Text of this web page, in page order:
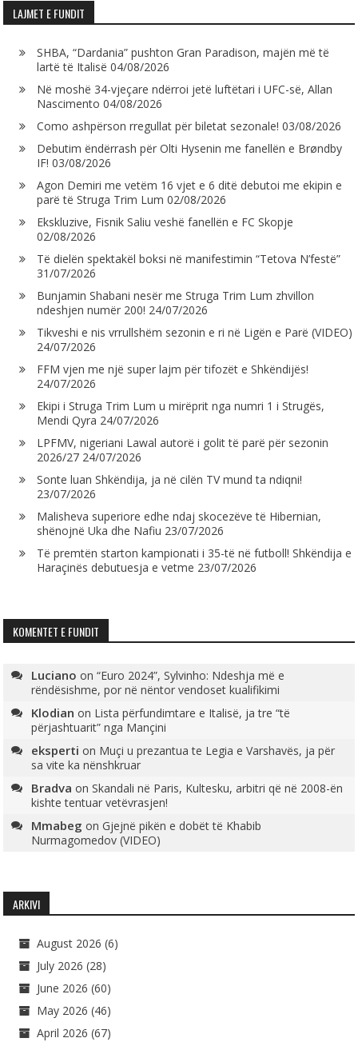
LAJMET E FUNDIT
SHBA, “Dardania” pushton Gran Paradison, majën më të
lartë të Italisë 04/08/2026
Në moshë 34-vjeçare ndërroi jetë luftëtari i UFC-së, Allan
Nascimento 04/08/2026
Como ashpërson rregullat për biletat sezonale! 03/08/2026
Debutim ëndërrash për Olti Hysenin me fanellën e Brøndby
IF! 03/08/2026
Agon Demiri me vetëm 16 vjet e 6 ditë debutoi me ekipin e
parë të Struga Trim Lum 02/08/2026
Ekskluzive, Fisnik Saliu veshë fanellën e FC Skopje
02/08/2026
Të dielën spektakël boksi në manifestimin “Tetova N’festë”
31/07/2026
Bunjamin Shabani nesër me Struga Trim Lum zhvillon
ndeshjen numër 200! 24/07/2026
Tikveshi e nis vrrullshëm sezonin e ri në Ligën e Parë (VIDEO)
24/07/2026
FFM vjen me një super lajm për tifozët e Shkëndijës!
24/07/2026
Ekipi i Struga Trim Lum u mirëprit nga numri 1 i Strugës,
Mendi Qyra 24/07/2026
LPFMV, nigeriani Lawal autorë i golit të parë për sezonin
2026/27 24/07/2026
Sonte luan Shkëndija, ja në cilën TV mund ta ndiqni!
23/07/2026
Malisheva superiore edhe ndaj skocezëve të Hibernian,
shënojnë Uka dhe Nafiu 23/07/2026
Të premtën starton kampionati i 35-të në futboll! Shkëndija e
Haraçinës debutuesja e vetme 23/07/2026
KOMENTET E FUNDIT
Luciano on“Euro 2024”, Sylvinho: Ndeshja më e
rëndësishme, por në nëntor vendoset kualifikimi
Klodian on Lista përfundimtare e Italisë, ja tre “të
përjashtuarit” nga Mançini
eksperti on Muçi u prezantua te Legia e Varshavës, ja për
sa vite ka nënshkruar
Bradva onSkandali në Paris, Kultesku, arbitri që në 2008-ën
kishte tentuar vetëvrasjen!
Mmabeg onGjejnë pikën e dobët të Khabib
Nurmagomedov (VIDEO)
ARKIVI
August 2026 (6)
July 2026 (28)
June 2026 (60)
May 2026 (46)
April 2026 (67)